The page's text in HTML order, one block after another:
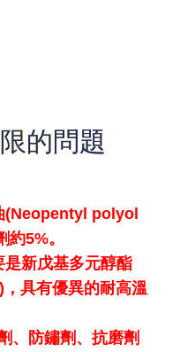
的問題
(Neopentyl polyol
5%。
新戊基多元醇酯
具有優異的耐高溫
、防鏽劑、抗磨劑